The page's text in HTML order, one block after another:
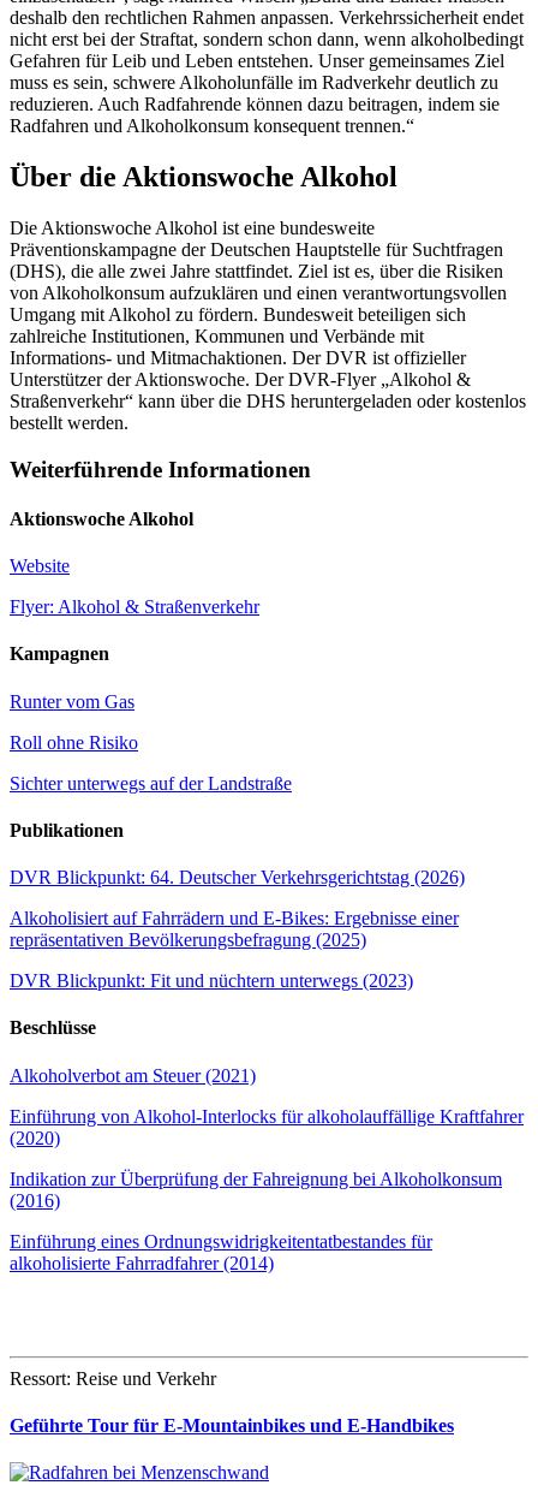
deshalb den rechtlichen Rahmen anpassen. Verkehrssicherheit endet
nicht erst bei der Straftat, sondern schon dann, wenn alkoholbedingt
Gefahren für Leib und Leben entstehen. Unser gemeinsames Ziel
muss es sein, schwere Alkoholunfälle im Radverkehr deutlich zu
reduzieren. Auch Radfahrende können dazu beitragen, indem sie
Radfahren und Alkoholkonsum konsequent trennen.“
Über die Aktionswoche Alkohol
Die Aktionswoche Alkohol ist eine bundesweite
Präventionskampagne der Deutschen Hauptstelle für Suchtfragen
(DHS), die alle zwei Jahre stattfindet. Ziel ist es, über die Risiken
von Alkoholkonsum aufzuklären und einen verantwortungsvollen
Umgang mit Alkohol zu fördern. Bundesweit beteiligen sich
zahlreiche Institutionen, Kommunen und Verbände mit
Informations- und Mitmachaktionen. Der DVR ist offizieller
Unterstützer der Aktionswoche. Der DVR-Flyer „Alkohol &
Straßenverkehr“ kann über die DHS heruntergeladen oder kostenlos
bestellt werden.
Weiterführende Informationen
Aktionswoche Alkohol
Website
Flyer: Alkohol & Straßenverkehr
Kampagnen
Runter vom Gas
Roll ohne Risiko
Sichter unterwegs auf der Landstraße
Publikationen
DVR Blickpunkt: 64. Deutscher Verkehrsgerichtstag (2026)
Alkoholisiert auf Fahrrädern und E-Bikes: Ergebnisse einer
repräsentativen Bevölkerungsbefragung (2025)
DVR Blickpunkt: Fit und nüchtern unterwegs (2023)
Beschlüsse
Alkoholverbot am Steuer (2021)
Einführung von Alkohol-Interlocks für alkoholauffällige Kraftfahrer
(2020)
Indikation zur Überprüfung der Fahreignung bei Alkoholkonsum
(2016)
Einführung eines Ordnungswidrigkeitentatbestandes für
alkoholisierte Fahrradfahrer (2014)
Ressort: Reise und Verkehr
Geführte Tour für E-Mountainbikes und E-Handbikes